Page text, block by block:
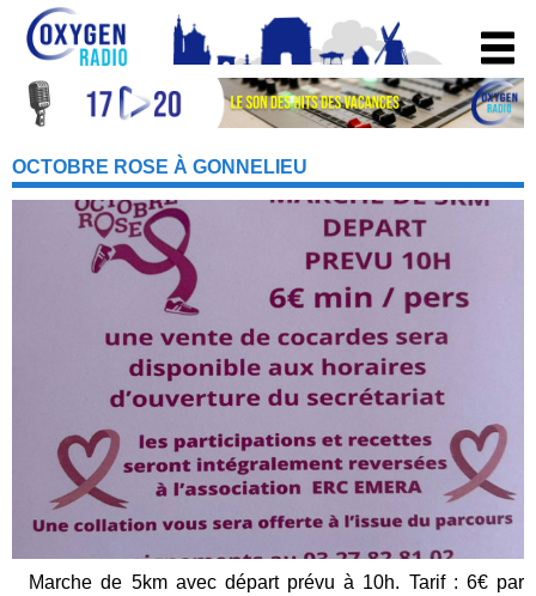
OCTOBRE ROSE À GONNELIEU
Marche de 5km avec départ prévu à 10h. Tarif : 6€ par